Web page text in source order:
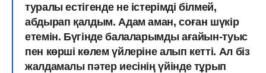
туралы естігенде не істерімді білмей,
абдырап қалдым. Адам аман, соған шүкір
етемін. Бүгінде балаларымды ағайын-туыс
пен көрші көлем үйлеріне алып кетті. Ал біз
жалдамалы пәтер иесінің үйінде тұрып